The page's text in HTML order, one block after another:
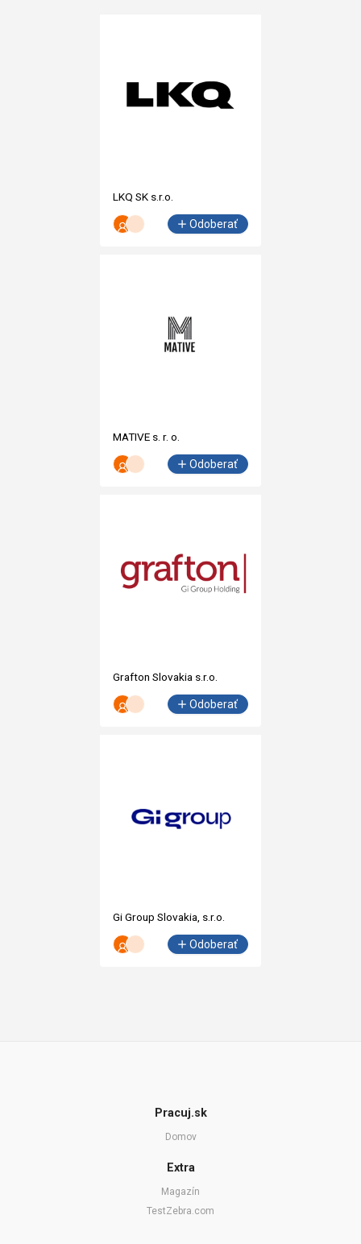
LKQ SK s.r.o.
Odoberať
MATIVE s. r. o.
Odoberať
Grafton Slovakia s.r.o.
Odoberať
Gi Group Slovakia, s.r.o.
Odoberať
Pracuj.sk
Domov
Extra
Magazín
TestZebra.com